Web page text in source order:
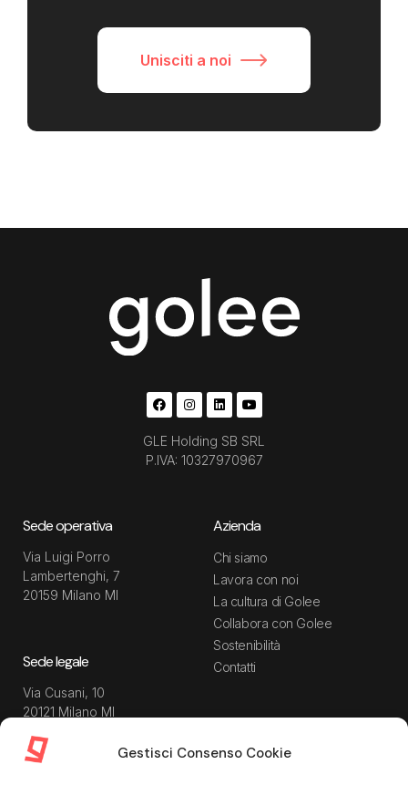
Gestisci Consenso Cookie
Unisciti a noi
GLE Holding SB SRL
P.IVA: 10327970967
Sede operativa
Via Luigi Porro
Lambertenghi, 7
20159 Milano MI
Sede legale
Via Cusani, 10
20121 Milano MI
Azienda
Chi siamo
Lavora con noi
La cultura di Golee
Collabora con Golee
Sostenibilità
Contatti